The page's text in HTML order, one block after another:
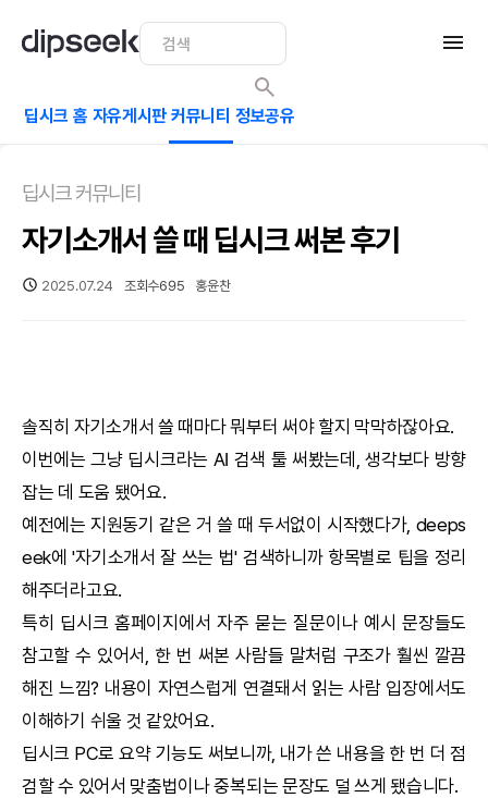
딥시크 홈 자유게시판 커뮤니티 정보공유
딥시크 커뮤니티
자기소개서 쓸 때 딥시크 써본 후기
2025.07.24 조회수695 홍윤찬
솔직히 자기소개서 쓸 때마다 뭐부터 써야 할지 막막하잖아요.
이번에는 그냥 딥시크라는 AI 검색 툴 써봤는데, 생각보다 방향
잡는 데 도움 됐어요.
예전에는 지원동기 같은 거 쓸 때 두서없이 시작했다가, deeps
eek에 '자기소개서 잘 쓰는 법' 검색하니까 항목별로 팁을 정리
해주더라고요.
특히 딥시크 홈페이지에서 자주 묻는 질문이나 예시 문장들도
참고할 수 있어서, 한 번 써본 사람들 말처럼 구조가 훨씬 깔끔
해진 느낌? 내용이 자연스럽게 연결돼서 읽는 사람 입장에서도
이해하기 쉬울 것 같았어요.
딥시크 PC로 요약 기능도 써보니까, 내가 쓴 내용을 한 번 더 점
검할 수 있어서 맞춤법이나 중복되는 문장도 덜 쓰게 됐습니다.